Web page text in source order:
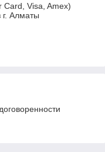
Card, Visa, Amex)
г. Алматы